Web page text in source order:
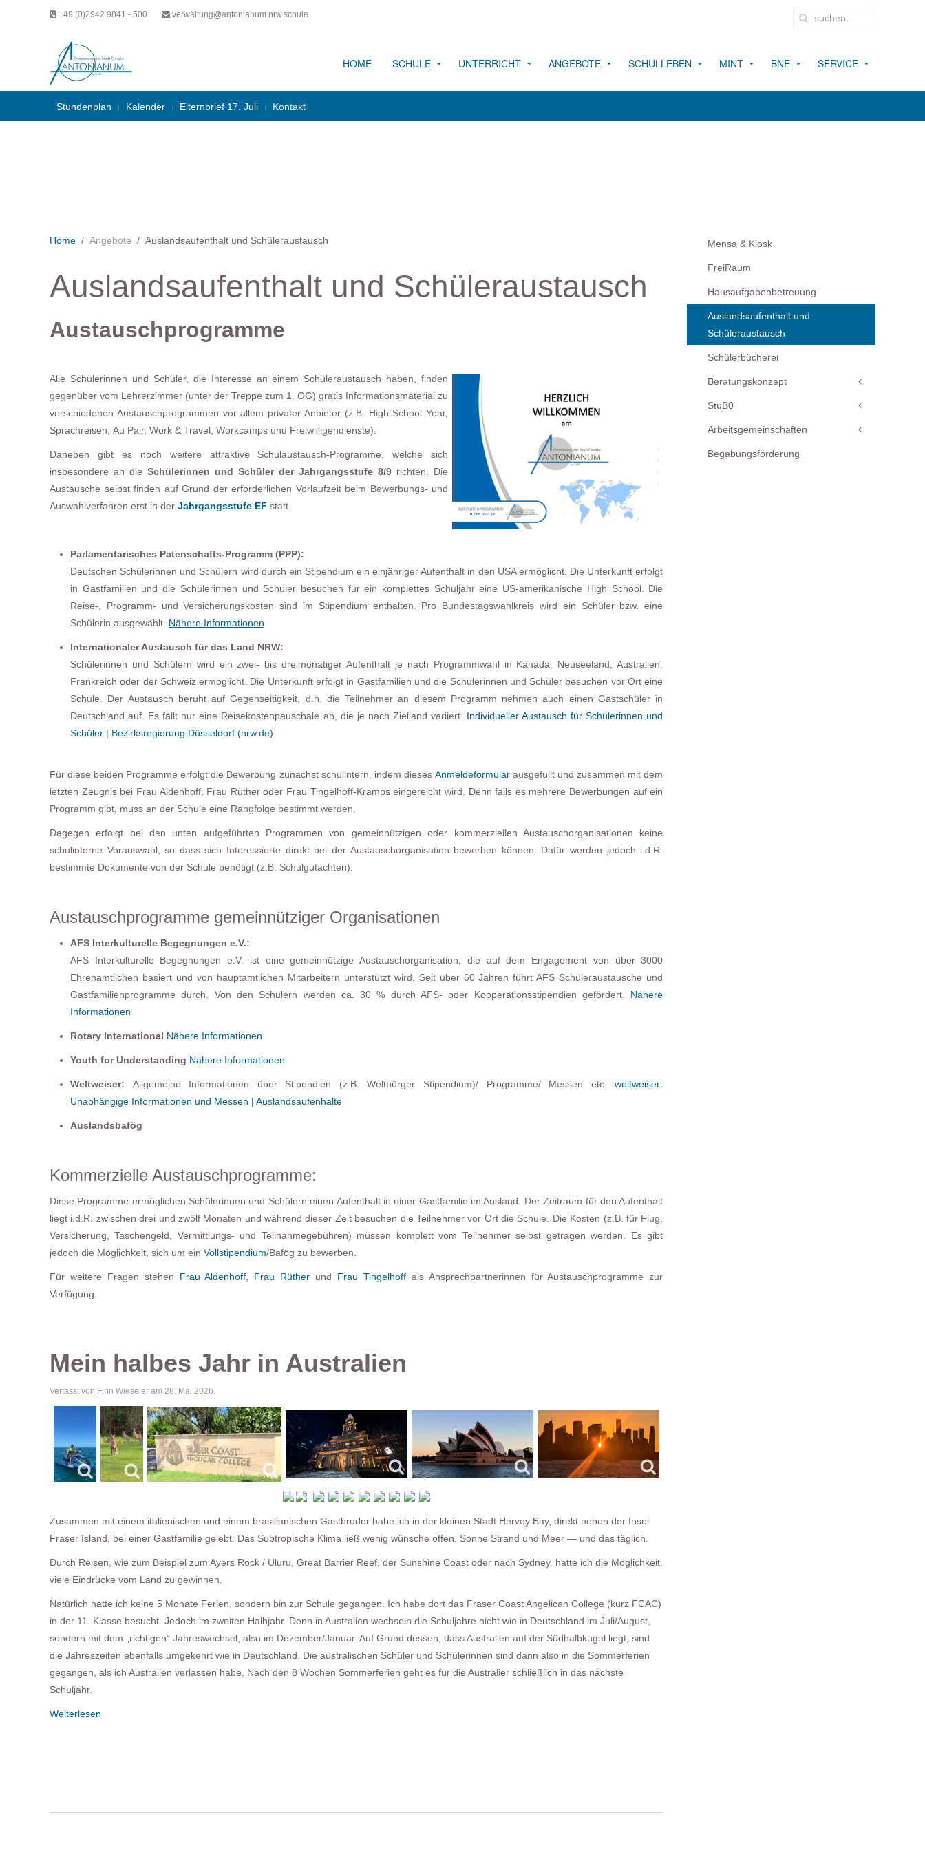
+49 (0)2942 9841 - 500 verwaltung@antonianum.nrw.schule
HOME SCHULE UNTERRICHT ANGEBOTE SCHULLEBEN MINT BNE SERVICE
Stundenplan Kalender Elternbrief 17. Juli Kontakt
Home Angebote Auslandsaufenthalt und Schüleraustausch
Auslandsaufenthalt und Schüleraustausch
Austauschprogramme
Alle Schülerinnen und Schüler, die Interesse an einem Schüleraustausch haben, finden
gegenüber vom Lehrerzimmer (unter der Treppe zum 1. OG) gratis Informationsmaterial zu
verschiedenen Austauschprogrammen vor allem privater Anbieter (z.B. High School Year,
Sprachreisen, Au Pair, Work & Travel, Workcamps und Freiwilligendienste).
Daneben gibt es noch weitere attraktive Schulaustausch-Programme, welche sich
insbesondere an dieSchülerinnen und Schüler der Jahrgangsstufe 8/9 richten. Die
Austausche selbst finden auf Grund der erforderlichen Vorlaufzeit beim Bewerbungs- und
Auswahlverfahren erst in der Jahrgangsstufe EF statt.
Parlamentarisches Patenschafts-Programm (PPP):
Deutschen Schülerinnen und Schülern wird durch ein Stipendium ein einjähriger Aufenthalt in den USA ermöglicht. Die Unterkunft erfolgt
in Gastfamilien und die Schülerinnen und Schüler besuchen für ein komplettes Schuljahr eine US-amerikanische High School. Die
Reise-, Programm- und Versicherungskosten sind im Stipendium enthalten. Pro Bundestagswahlkreis wird ein Schüler bzw. eine
Schülerin ausgewählt. Nähere Informationen
Internationaler Austausch für das Land NRW:
Schülerinnen und Schülern wird ein zwei- bis dreimonatiger Aufenthalt je nach Programmwahl in Kanada, Neuseeland, Australien,
Frankreich oder der Schweiz ermöglicht. Die Unterkunft erfolgt in Gastfamilien und die Schülerinnen und Schüler besuchen vor Ort eine
Schule. Der Austausch beruht auf Gegenseitigkeit, d.h. die Teilnehmer an diesem Programm nehmen auch einen Gastschüler in
Deutschland auf. Es fällt nur eine Reisekostenpauschale an, die je nach Zielland variiert. Individueller Austausch für Schülerinnen und
Schüler | Bezirksregierung Düsseldorf (nrw.de)
Für diese beiden Programme erfolgt die Bewerbung zunächst schulintern, indem dieses Anmeldeformularausgefüllt und zusammen mit dem
letzten Zeugnis bei Frau Aldenhoff, Frau Rüther oder Frau Tingelhoff-Kramps eingereicht wird. Denn falls es mehrere Bewerbungen auf ein
Programm gibt, muss an der Schule eine Rangfolge bestimmt werden.
Dagegen erfolgt bei den unten aufgeführten Programmen von gemeinnützigen oder kommerziellen Austauschorganisationen keine
schulinterne Vorauswahl, so dass sich Interessierte direkt bei der Austauschorganisation bewerben können. Dafür werden jedoch i.d.R.
bestimmte Dokumente von der Schule benötigt (z.B. Schulgutachten).
Austauschprogramme gemeinnütziger Organisationen
AFS Interkulturelle Begegnungen e.V.:
AFS Interkulturelle Begegnungen e.V. ist eine gemeinnützige Austauschorganisation, die auf dem Engagement von über 3000
Ehrenamtlichen basiert und von hauptamtlichen Mitarbeitern unterstützt wird. Seit über 60 Jahren führt AFS Schüleraustausche und
Gastfamilienprogramme durch. Von den Schülern werden ca. 30 % durch AFS- oder Kooperationsstipendien gefördert. Nähere
Informationen
Rotary International Nähere Informationen
Youth for Understanding Nähere Informationen
Weltweiser: Allgemeine Informationen über Stipendien (z.B. Weltbürger Stipendium)/ Programme/ Messen etc.weltweiser:
Unabhängige Informationen und Messen | Auslandsaufenhalte
Auslandsbafög
Kommerzielle Austauschprogramme:
Diese Programme ermöglichen Schülerinnen und Schülern einen Aufenthalt in einer Gastfamilie im Ausland. Der Zeitraum für den Aufenthalt
liegt i.d.R. zwischen drei und zwölf Monaten und während dieser Zeit besuchen die Teilnehmer vor Ort die Schule. Die Kosten (z.B. für Flug,
Versicherung, Taschengeld, Vermittlungs- und Teilnahmegebühren) müssen komplett vom Teilnehmer selbst getragen werden. Es gibt
jedoch die Möglichkeit, sich um ein Vollstipendium/Bafög zu bewerben.
Für weitere Fragen stehen Frau Aldenhoff, Frau Rüther und Frau Tingelhoffals Ansprechpartnerinnen für Austauschprogramme zur
Verfügung.
Mein halbes Jahr in Australien
Verfasst von Finn Wieseler am 28. Mai 2026.
Zusammen mit einem italienischen und einem brasilianischen Gastbruder habe ich in der kleinen Stadt Hervey Bay, direkt neben der Insel
Fraser Island, bei einer Gastfamilie gelebt. Das Subtropische Klima ließ wenig wünsche offen. Sonne Strand und Meer — und das täglich.
Durch Reisen, wie zum Beispiel zum Ayers Rock / Uluru, Great Barrier Reef, der Sunshine Coast oder nach Sydney, hatte ich die Möglichkeit,
viele Eindrücke vom Land zu gewinnen.
Natürlich hatte ich keine 5 Monate Ferien, sondern bin zur Schule gegangen. Ich habe dort das Fraser Coast Angelican College (kurz FCAC)
in der 11. Klasse besucht. Jedoch im zweiten Halbjahr. Denn in Australien wechseln die Schuljahre nicht wie in Deutschland im Juli/August,
sondern mit dem „richtigen“ Jahreswechsel, also im Dezember/Januar. Auf Grund dessen, dass Australien auf der Südhalbkugel liegt, sind
die Jahreszeiten ebenfalls umgekehrt wie in Deutschland. Die australischen Schüler und Schülerinnen sind dann also in die Sommerferien
gegangen, als ich Australien verlassen habe. Nach den 8 Wochen Sommerferien geht es für die Australier schließlich in das nächste
Schuljahr.
Weiterlesen
Mensa & Kiosk
FreiRaum
Hausaufgabenbetreuung
Auslandsaufenthalt und
Schüleraustausch
Schülerbücherei
Beratungskonzept
StuB0
Arbeitsgemeinschaften
Begabungsförderung